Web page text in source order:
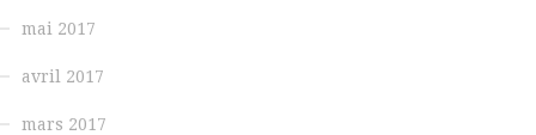
mai 2017
avril 2017
mars 2017